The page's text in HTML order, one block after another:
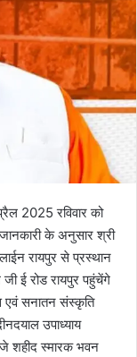
2025 रविवार को
जानकारी के अनुसार श्री
रायपुर से प्रस्थान
ई रोड रायपुर पहुंचेंगे
एवं सनातन संस्कृति
उपाध्याय
शहीद स्मारक भवन